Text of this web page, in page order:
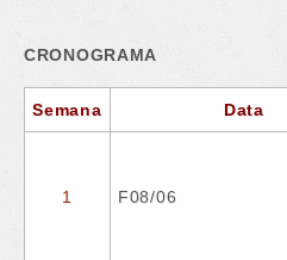
CRONOGRAMA
Semana Data
1 F08/06